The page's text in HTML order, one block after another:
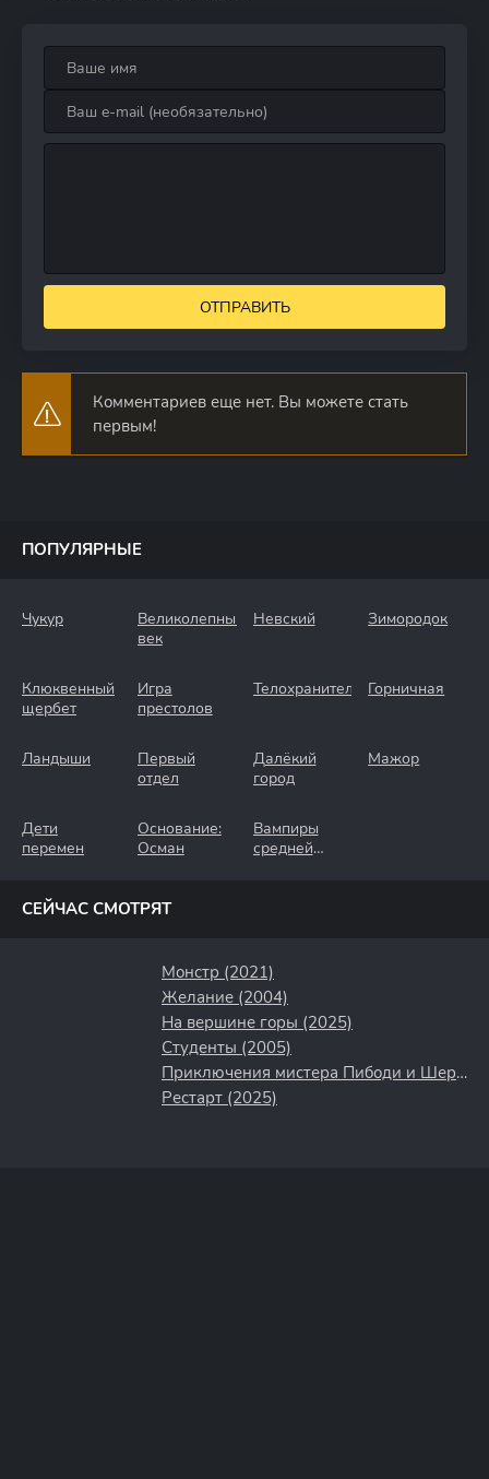
ОТПРАВИТЬ
Комментариев еще нет. Вы можете стать
первым!
ПОПУЛЯРНЫЕ
Чукур
Великолепный
век
Невский Зимородок
Клюквенный
щербет
Игра
престолов
Телохранители Горничная
Ландыши
Первый
отдел
Далёкий
город
Мажор
Дети
перемен
Основание:
Осман
Вампиры
средней
СЕЙЧАС СМОТРЯТ
Монстр (2021)
Желание (2004)
На вершине горы (2025)
Студенты (2005)
Приключения мистера Пибоди и Шермана (2014)
Рестарт (2025)